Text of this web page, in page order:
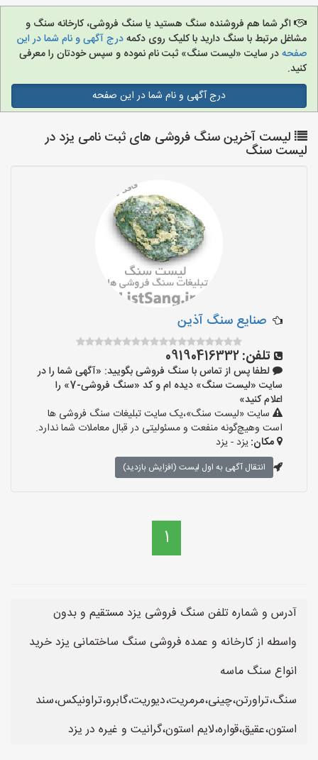
اگر شما هم فروشنده سنگ هستید یا سنگ فروشی، کارخانه سنگ و
مشاغل مرتبط با سنگ دارید با کلیک روی دکمهدرج آگهی و نام شما در این
صفحهدر سایت «لیست سنگ» ثبت نام نموده و سپس خودتان را معرفی
کنید.
درج آگهی و نام شما در این صفحه
لیست آخرین سنگ فروشی های ثبت نامی یزد در
لیست سنگ
صنايع سنگ آذين
تلفن:09190416332
لطفا پس از تماس با سنگ فروشی بگویید: «آگهی شما را در
سایت «لیست سنگ» دیده ام و کد «سنگ فروشی-7» را
اعلام کنید»
سایت «لیست سنگ»،یک سایت تبلیغات سنگ فروشی ها
است وهیچ‌گونه منفعت و مسئولیتی در قبال معاملات شما ندارد.
مکان:یزد - یزد
انتقال آگهی به اول لیست (افزایش بازدید)
1
آدرس و شماره تلفن سنگ فروشی یزد مستقیم و بدون
واسطه از کارخانه و عمده فروشی سنگ ساختمانی یزد خرید
انواع سنگ ماسه
سنگ،تراورتن،چینی،مرمریت،دیوریت،گابرو،تراونیکس،سند
استون،عقیق،قواره،لایم استون،گرانیت و غیره در یزد